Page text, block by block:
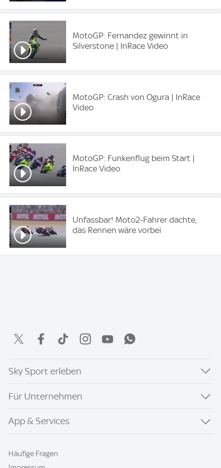
MotoGP: Fernandez gewinnt in
Silverstone | InRace Video
MotoGP: Crash von Ogura | InRace
Video
MotoGP: Funkenflug beim Start |
InRace Video
Unfassbar! Moto2-Fahrer dachte,
das Rennen wäre vorbei
Sky Sport erleben
Für Unternehmen
App & Services
Häufige Fragen